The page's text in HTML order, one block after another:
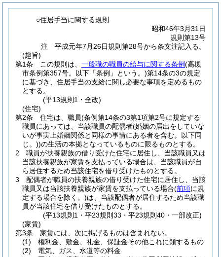
○住居手当に関する規則
昭和46年3月31日
規則第13号
注 平成元年7月26日規則第28号から条文注記入る。
(趣旨)
第1条
この規則は、 一般職の職員の給与に関する条例(高槻
市条例第357号。以下「条例」という。)第14条の3の規定
に基づき、住居手当の支給に関し必要な事項を定めるもの
とする。
(平13規則1・全改)
(住宅)
第2条
住宅は、職員(条例第14条の3第1項第2号に規定する
職員にあっては、当該職員の配偶者(婚姻の届出をしていな
いが事実上婚姻関係と同様の事情にある者を含む。以下同
じ。))の生活の本拠となっているものに限るものとする。
2
職員が扶養親族の借り受けた住宅に居住し、当該職員又は
当該扶養親族が家賃を支払っている場合は、当該職員が自
ら居住するため当該住宅を借り受けたものとする。
3
配偶者が職員の扶養親族の借り受けた住宅に居住し、当該
職員又は当該扶養親族が家賃を支払っている場合(前項に規
定する場合を除く。)は、当該配偶者が居住するため当該職
員が当該住宅を借り受けたものとする。
(平13規則1・平23規則33・平23規則40・一部改正)
(家賃)
第3条
家賃には、次に掲げるものは含まれない。
(1)
権利金、敷金、礼金、保証金その他これに類するもの
(2)
電気、ガス、水道等の料金